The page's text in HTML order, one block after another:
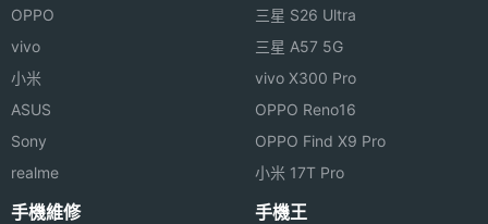
OPPO
vivo
小米
ASUS
Sony
realme
三星 S26 Ultra
三星 A57 5G
vivo X300 Pro
OPPO Reno16
OPPO Find X9 Pro
小米 17T Pro
手機維修 手機王